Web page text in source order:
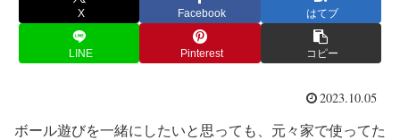
X Facebook はてブ
LINE Pinterest コピー
2023.10.05
ボール遊びを一緒にしたいと思っても、元々家で使ってた